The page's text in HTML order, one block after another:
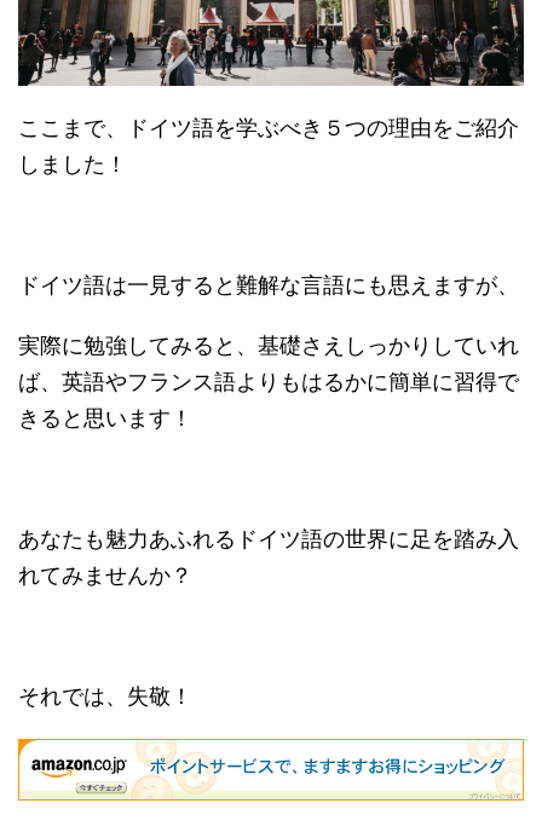
ここまで、ドイツ語を学ぶべき５つの理由をご紹介
しました！
ドイツ語は一見すると難解な言語にも思えますが、
実際に勉強してみると、基礎さえしっかりしていれ
ば、英語やフランス語よりもはるかに簡単に習得で
きると思います！
あなたも魅力あふれるドイツ語の世界に足を踏み入
れてみませんか？
それでは、失敬！